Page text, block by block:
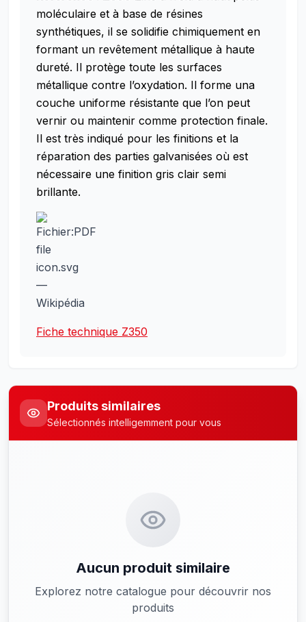
moléculaire et à base de résines
synthétiques, il se solidifie chimiquement en
formant un revêtement métallique à haute
dureté. Il protège toute les surfaces
métallique contre l’oxydation. Il forme una
couche uniforme résistante que l’on peut
vernir ou maintenir comme protection finale.
Il est très indiqué pour les finitions et la
réparation des parties galvanisées où est
nécessaire une finition gris clair semi
brillante.
Fiche technique Z350
Produits similaires
Sélectionnés intelligemment pour vous
Aucun produit similaire
Explorez notre catalogue pour découvrir nos
produits